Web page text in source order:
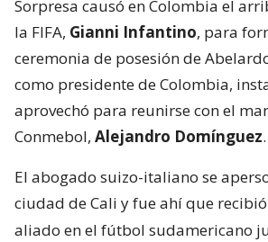
Sorpresa causó en Colombia el
la FIFA, Gianni Infantino, para
ceremonia de posesión de
como presidente de Colombia,
aprovechó para reunirse con el
Conmebol, Alejandro Domínguez.
El abogado suizo-italiano se
ciudad de Cali y fue ahí que
aliado en el fútbol sudamericano